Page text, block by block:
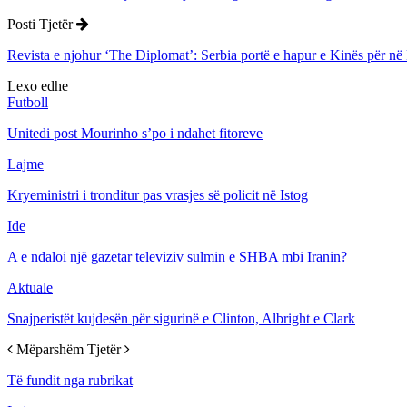
Posti Tjetër
Revista e njohur ‘The Diplomat’: Serbia portё e hapur e Kinёs pёr
Lexo edhe
Futboll
Unitedi post Mourinho s’po i ndahet fitoreve
Lajme
Kryeministri i tronditur pas vrasjes së policit në Istog
Ide
A e ndaloi një gazetar televiziv sulmin e SHBA mbi Iranin?
Aktuale
Snajperistët kujdesën për sigurinë e Clinton, Albright e Clark
Mëparshëm Tjetër
Të fundit nga rubrikat